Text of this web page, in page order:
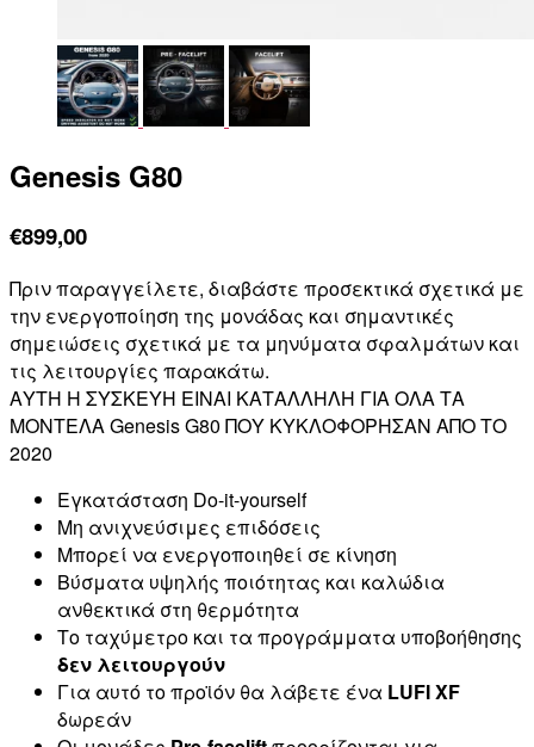
Genesis G80
€899,00
Πριν παραγγείλετε, διαβάστε προσεκτικά σχετικά με
την ενεργοποίηση της μονάδας και σημαντικές
σημειώσεις σχετικά με τα μηνύματα σφαλμάτων και
τις λειτουργίες παρακάτω.
ΑΥΤΗ Η ΣΥΣΚΕΥΗ ΕΙΝΑΙ ΚΑΤΑΛΛΗΛΗ ΓΙΑ ΟΛΑ ΤΑ
ΜΟΝΤΕΛΑ Genesis G80 ΠΟΥ ΚΥΚΛΟΦΟΡΗΣΑΝ ΑΠΟ ΤΟ
2020
Εγκατάσταση Do-it-yourself
Μη ανιχνεύσιμες επιδόσεις
Μπορεί να ενεργοποιηθεί σε κίνηση
Βύσματα υψηλής ποιότητας και καλώδια
ανθεκτικά στη θερμότητα
Το ταχύμετρο και τα προγράμματα υποβοήθησης
δεν λειτουργούν
Για αυτό το προϊόν θα λάβετε ένα LUFI XF
δωρεάν